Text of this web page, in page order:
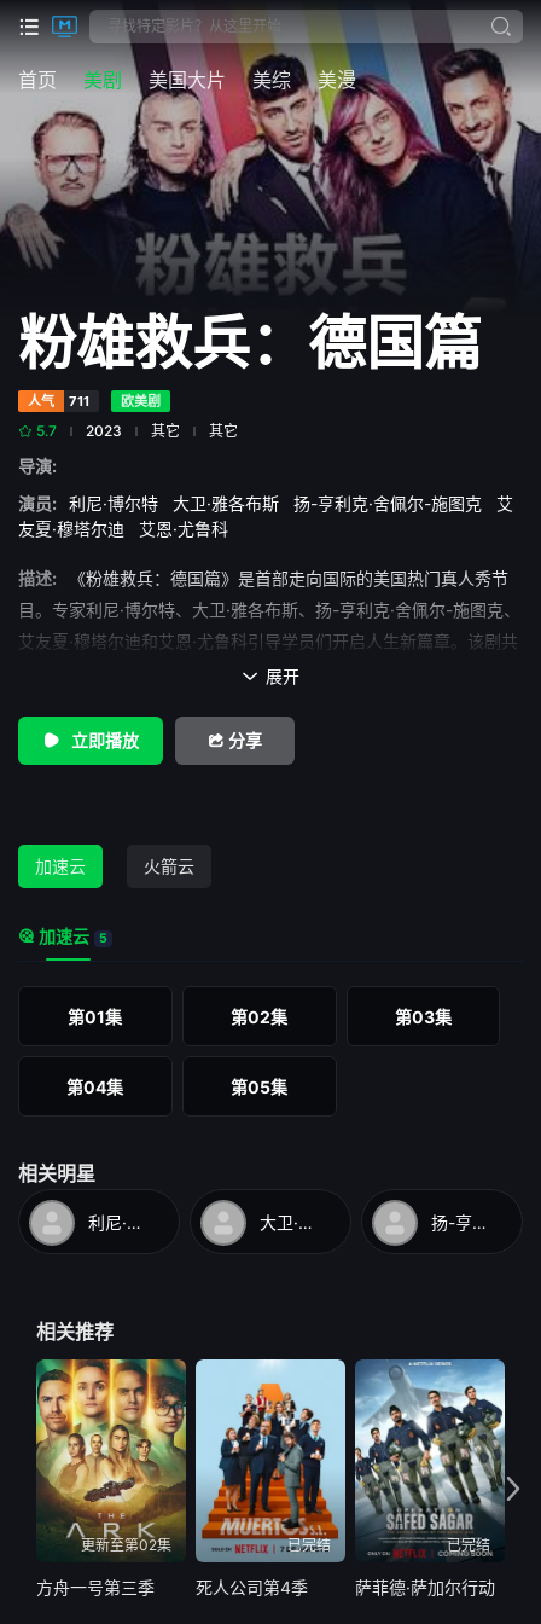
首页 美剧 美国大片 美综 美漫
粉雄救兵：德国篇
人气 711 欧美剧
5.7 2023 其它 其它
导演:
演员:
利尼·博尔特 大卫·雅各布斯 扬-亨利克·舍佩尔-施图克
艾
友夏·穆塔尔迪
艾恩·尤鲁科
描述:
《粉雄救兵：德国篇》是首部走向国际的美国热门真人秀节
目。专家利尼·博尔特、大卫·雅各布斯、扬-亨利克·舍佩尔-施图克、
艾友夏·穆塔尔迪和艾恩·尤鲁科引导学员们开启人生新篇章。该剧共
五集，闪耀五人组帮助五名普通人进行积极改造，其中包括一位要
挫的年轻女子慢慢学会享受生活。感人至深！
 展开
立即播放 分享
加速云 火箭云
加速云 5
第01集 第02集 第03集
第04集 第05集
相关明星
利尼·博尔特 大卫·雅各布斯 扬-亨利克·舍佩尔-施图克
相关推荐
更新至第02集
方舟一号第三季
已完结
死人公司第4季
已完结
萨菲德·萨加尔行动